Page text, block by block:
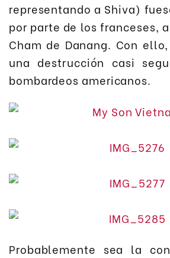
representando a Shiva)
por parte de los franceses,
Cham de Danang. Con
una destrucción casi
bombardeos americanos.
Probablemente sea la